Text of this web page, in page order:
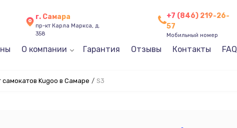
г. Самара
пр-кт Карла Маркса, д.
358
+7 (846) 219-26-
57
Мобильный номер
О компании Гарантия Отзывы Контакты FAQ
Kugoo в Самаре / S3